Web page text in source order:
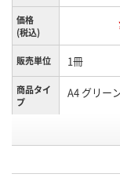
価格
(税込)
販売単位 1冊
商品タイ
プ
A4 グリー